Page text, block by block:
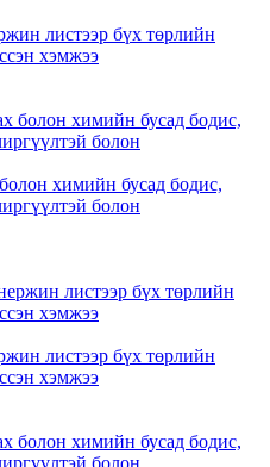
листээр бүх төрлийн
хэмжээ
химийн бусад бодис,
болон
листээр бүх төрлийн
хэмжээ